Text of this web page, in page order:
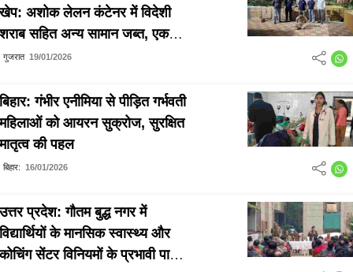
खेप: अशोक लेलन कंटेनर में विदेशी
शराब सहित अन्य सामान जब्त, एक
गिरफ्तार
गुजरात 19/01/2026
बिहार: गंभीर एनीमिया से पीड़ित गर्भवती
महिलाओं को आयरन सुक्रोज, सुरक्षित
मातृत्व की पहल
बिहार: 16/01/2026
उत्तर प्रदेश: गौतम बुद्ध नगर में
विद्यार्थियों के मानसिक स्वास्थ्य और
कोचिंग सेंटर विनियमों के प्रभावी पालन